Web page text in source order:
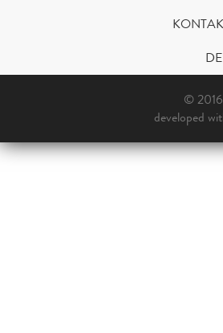
©
developed